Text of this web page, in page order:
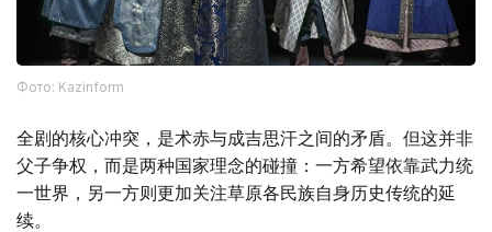
Фото: Kazinform
全剧的核心冲突，是术赤与成吉思汗之间的矛盾。但这并非
父子争权，而是两种国家理念的碰撞：一方希望依靠武力统
一世界，另一方则更加关注草原各民族自身历史传统的延
续。